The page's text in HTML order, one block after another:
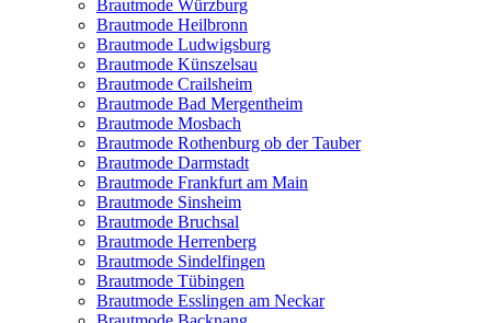
Brautmode Würzburg
Brautmode Heilbronn
Brautmode Ludwigsburg
Brautmode Künszelsau
Brautmode Crailsheim
Brautmode Bad Mergentheim
Brautmode Mosbach
Brautmode Rothenburg ob der Tauber
Brautmode Darmstadt
Brautmode Frankfurt am Main
Brautmode Sinsheim
Brautmode Bruchsal
Brautmode Herrenberg
Brautmode Sindelfingen
Brautmode Tübingen
Brautmode Esslingen am Neckar